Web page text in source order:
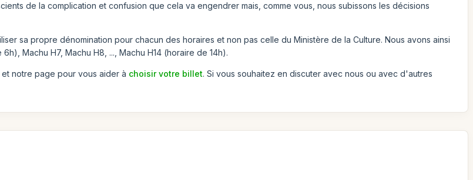
de la complication et confusion que cela va engendrer mais, comme vous, nous subissons les décisions
sa propre dénomination pour chacun des horaires et non pas celle du Ministère de la Culture. Nous avons ainsi
Machu H7, Machu H8, ..., Machu H14 (horaire de 14h).
et notre page pour vous aider à choisir votre billet. Si vous souhaitez en discuter avec nous ou avec d'autres